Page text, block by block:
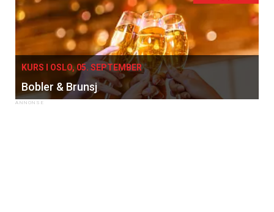
KURS I OSLO, 05. SEPTEMBER
Bobler & Brunsj